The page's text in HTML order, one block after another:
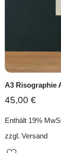
A3 Risographie
45,00 €
Enthält 19%
zzgl. Versand